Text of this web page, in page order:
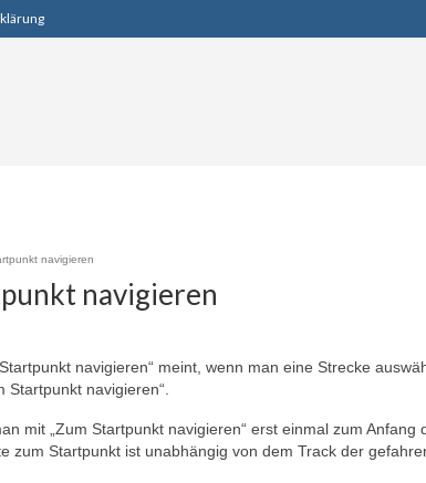
navigieren
navigieren
navigieren“ meint, wenn man eine Strecke
navigieren“.
mit „Zum Startpunkt navigieren“ erst einmal zum Anfang
zum Startpunkt ist unabhängig von dem Track der